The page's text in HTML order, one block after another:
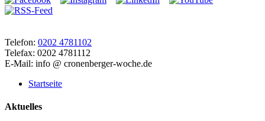
Telefon: 0202 4781102
Telefax: 0202 4781112
E-Mail: info @ cronenberger-woche.de
Startseite
Aktuelles